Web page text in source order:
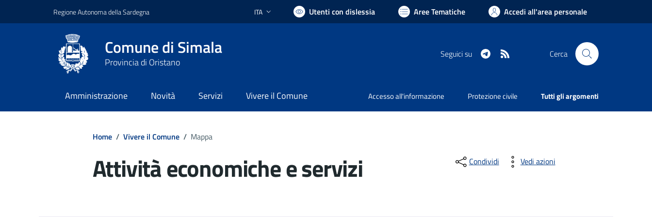
Regione Autonoma della Sardegna Lingua attiva:
ITA Utenti con dislessia Aree Tematiche Accedi all'area personale
Comune di Simala
Provincia di Oristano
Seguici su Telegram Cerca
Amministrazione Novità Servizi Vivere il Comune Accesso all'informazione Protezione civile Tutti gli argomenti
Home / Vivere il Comune / Mappa
Attività economiche e servizi Condividi Vedi azioni